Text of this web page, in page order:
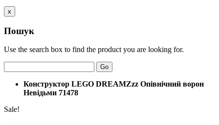
x
Пошук
Use the search box to find the product you are looking for.
Go
Конструктор LEGO DREAMZzz Опівнічний ворон
Невідьми 71478
Sale!